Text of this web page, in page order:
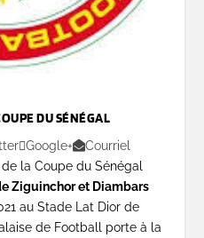
DU SÉNÉGAL
Google+
Courriel
la Coupe du Sénégal
Ziguinchor et Diambars
au Stade Lat Dior de
de Football porte à la